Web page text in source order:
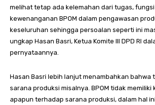
melihat tetap ada kelemahan dari tugas,
kewenanganan BPOM dalam pengawasan
keseluruhan sehingga persoalan seperti ini
ungkap Hasan Basri, Ketua Komite III DPD RI
pernyataannya.
Hasan Basri lebih lanjut menambahkan bahwa
sarana produksi misalnya. BPOM tidak memiliki
apapun terhadap sarana produksi, dalam hal